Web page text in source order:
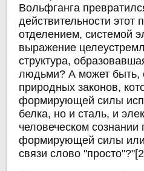
Вольфганга
действительности
отделением, системой
выражение
структура,
людьми? А может быть,
природных законов,
формирующей силы
белка, но и сталь, и
человеческом
формирующей силы или
связи слово